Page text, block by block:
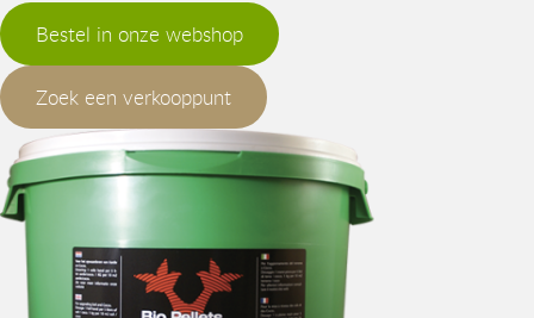
Bestel in onze webshop
Zoek een verkooppunt